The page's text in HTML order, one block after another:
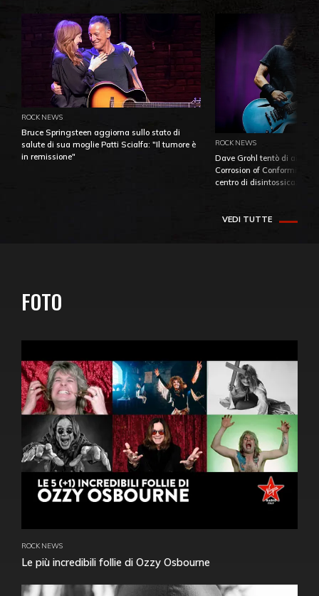
ROCK NEWS
Bruce Springsteen aggiorna sullo stato di
salute di sua moglie Patti Scialfa: "Il tumore è
in remissione"
ROCK NEWS
Dave Grohl tentò di
Corrosion of Conformity
centro di
VEDI TUTTE
FOTO
ROCK NEWS
Le più incredibili follie di Ozzy Osbourne